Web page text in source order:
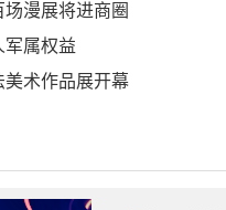
漫展将进商圈
军属权益
术作品展开幕